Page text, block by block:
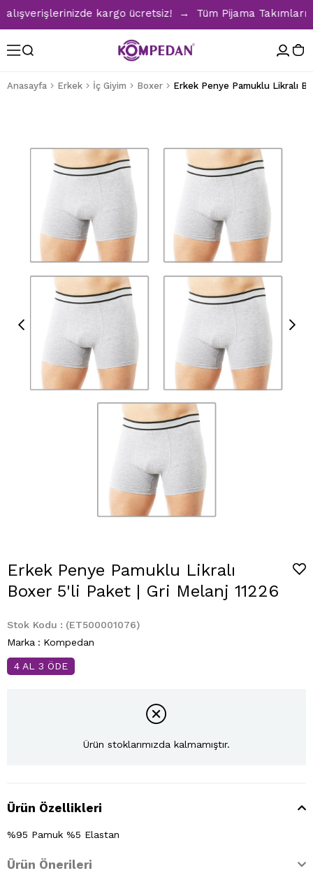
kargo ücretsiz! → Tüm Pijama
Anasayfa Erkek İç Giyim Boxer
Erkek Penye Pamuklu Likralı
Boxer 5'li Paket | Gri Melanj 11226
Stok Kodu
(ET500001076)
Marka : Kompedan
4 AL 3 ÖDE
Ürün stoklarımızda kalmamıştır.
Ürün Özellikleri
%95 Pamuk %5 Elastan
Ürün Önerileri